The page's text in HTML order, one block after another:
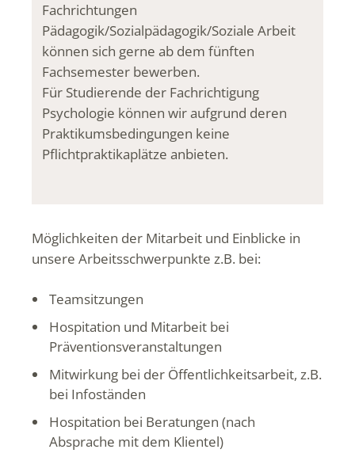
Fachrichtungen
Pädagogik/Sozialpädagogik/Soziale Arbeit
können sich gerne ab dem fünften
Fachsemester bewerben.
Für Studierende der Fachrichtigung
Psychologie können wir aufgrund deren
Praktikumsbedingungen keine
Pflichtpraktikaplätze anbieten.
Möglichkeiten der Mitarbeit und Einblicke in
unsere Arbeitsschwerpunkte z.B. bei:
Teamsitzungen
Hospitation und Mitarbeit bei
Präventionsveranstaltungen
Mitwirkung bei der Öffentlichkeitsarbeit, z.B.
bei Infoständen
Hospitation bei Beratungen (nach
Absprache mit dem Klientel)